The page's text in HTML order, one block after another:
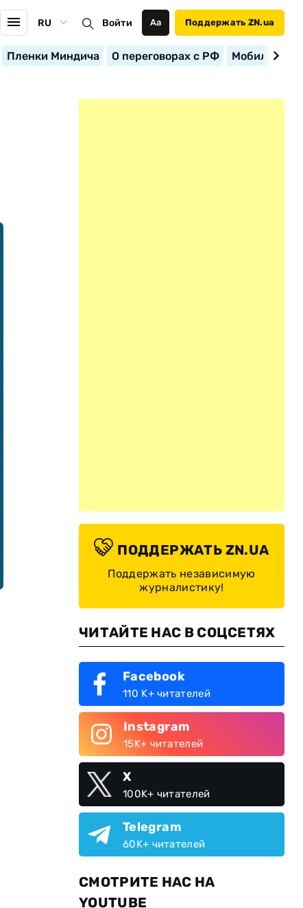
RU Войти Аа Поддержать ZN.ua
Пленки Миндича О переговорах с РФ
ПОДДЕРЖАТЬ ZN.UA
Поддержать независимую
журналистику!
ЧИТАЙТЕ НАС В СОЦСЕТЯХ
Facebook
110 K+ читателей
Instagram
15K+ читателей
X
100K+ читателей
Telegram
60K+ читателей
СМОТРИТЕ НАС НА
YOUTUBE